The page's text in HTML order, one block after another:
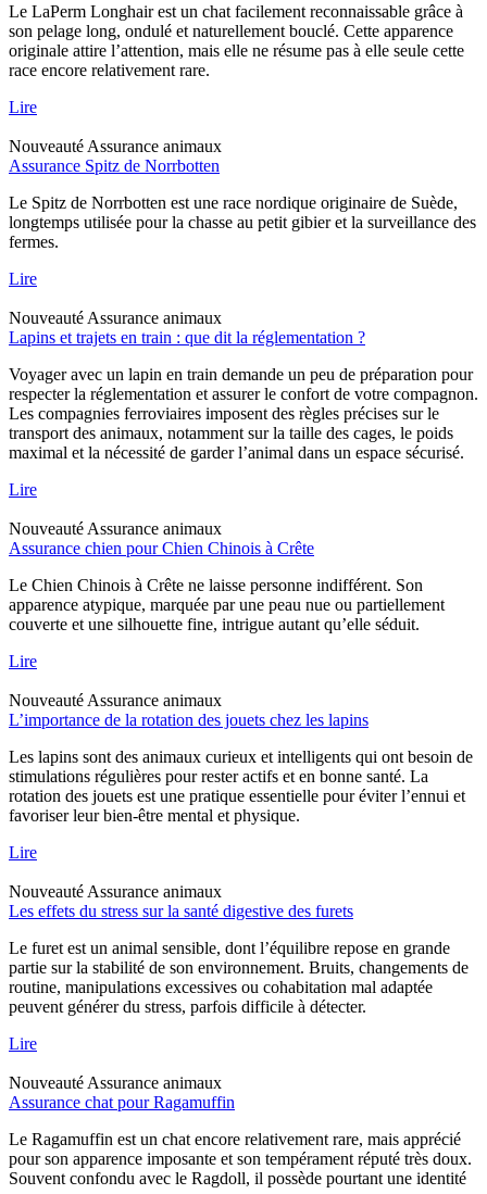
Le LaPerm Longhair est un chat facilement reconnaissable grâce à
son pelage long, ondulé et naturellement bouclé. Cette apparence
originale attire l’attention, mais elle ne résume pas à elle seule cette
race encore relativement rare.
Lire
Nouveauté Assurance animaux
Assurance Spitz de Norrbotten
Le Spitz de Norrbotten est une race nordique originaire de Suède,
longtemps utilisée pour la chasse au petit gibier et la surveillance des
fermes.
Lire
Nouveauté Assurance animaux
Lapins et trajets en train : que dit la réglementation ?
Voyager avec un lapin en train demande un peu de préparation pour
respecter la réglementation et assurer le confort de votre compagnon.
Les compagnies ferroviaires imposent des règles précises sur le
transport des animaux, notamment sur la taille des cages, le poids
maximal et la nécessité de garder l’animal dans un espace sécurisé.
Lire
Nouveauté Assurance animaux
Assurance chien pour Chien Chinois à Crête
Le Chien Chinois à Crête ne laisse personne indifférent. Son
apparence atypique, marquée par une peau nue ou partiellement
couverte et une silhouette fine, intrigue autant qu’elle séduit.
Lire
Nouveauté Assurance animaux
L’importance de la rotation des jouets chez les lapins
Les lapins sont des animaux curieux et intelligents qui ont besoin de
stimulations régulières pour rester actifs et en bonne santé. La
rotation des jouets est une pratique essentielle pour éviter l’ennui et
favoriser leur bien-être mental et physique.
Lire
Nouveauté Assurance animaux
Les effets du stress sur la santé digestive des furets
Le furet est un animal sensible, dont l’équilibre repose en grande
partie sur la stabilité de son environnement. Bruits, changements de
routine, manipulations excessives ou cohabitation mal adaptée
peuvent générer du stress, parfois difficile à détecter.
Lire
Nouveauté Assurance animaux
Assurance chat pour Ragamuffin
Le Ragamuffin est un chat encore relativement rare, mais apprécié
pour son apparence imposante et son tempérament réputé très doux.
Souvent confondu avec le Ragdoll, il possède pourtant une identité